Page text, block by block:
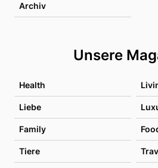
Archiv
Unsere
Health
Liebe
Family
Tiere